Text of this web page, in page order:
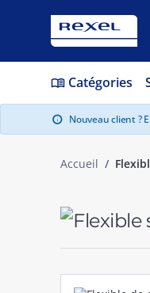
menu_book Catégories
info Nouveau client ?
Accueil